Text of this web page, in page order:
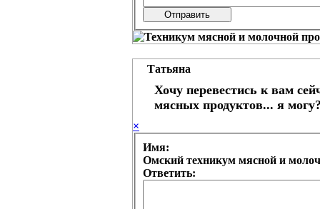
Татьяна
Хочу перевестись к вам
мясных продуктов... я
×
Имя:
Омский техникум мясной и
Ответить: